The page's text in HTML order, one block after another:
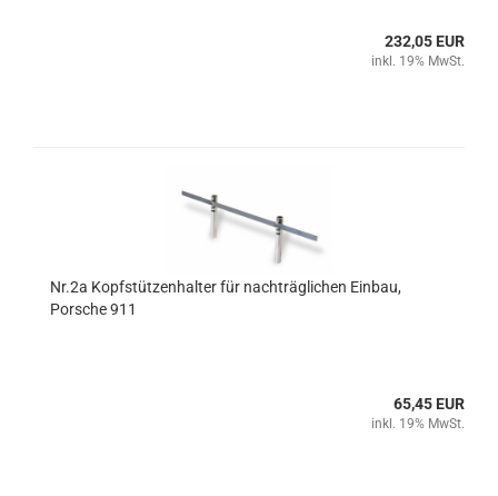
232,05 EUR
inkl. 19% MwSt.
Nr.2a Kopfstützenhalter für nachträglichen Einbau,
Porsche 911
65,45 EUR
inkl. 19% MwSt.